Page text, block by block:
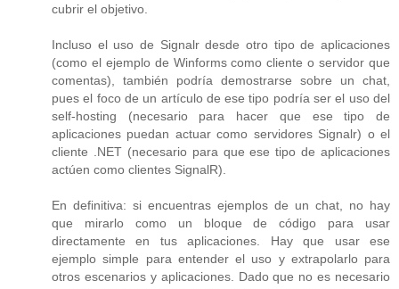
cubrir el objetivo.
Incluso el uso de Signalr desde otro tipo de aplicaciones
(como el ejemplo de Winforms como cliente o servidor que
comentas), también podría demostrarse sobre un chat,
pues el foco de un artículo de ese tipo podría ser el uso del
self-hosting (necesario para hacer que ese tipo de
aplicaciones puedan actuar como servidores Signalr) o el
cliente .NET (necesario para que ese tipo de aplicaciones
actúen como clientes SignalR).
En definitiva: si encuentras ejemplos de un chat, no hay
que mirarlo como un bloque de código para usar
directamente en tus aplicaciones. Hay que usar ese
ejemplo simple para entender el uso y extrapolarlo para
otros escenarios y aplicaciones. Dado que no es necesario